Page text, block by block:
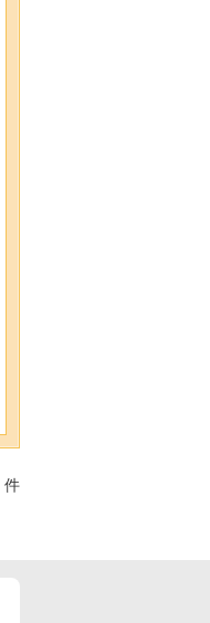
件